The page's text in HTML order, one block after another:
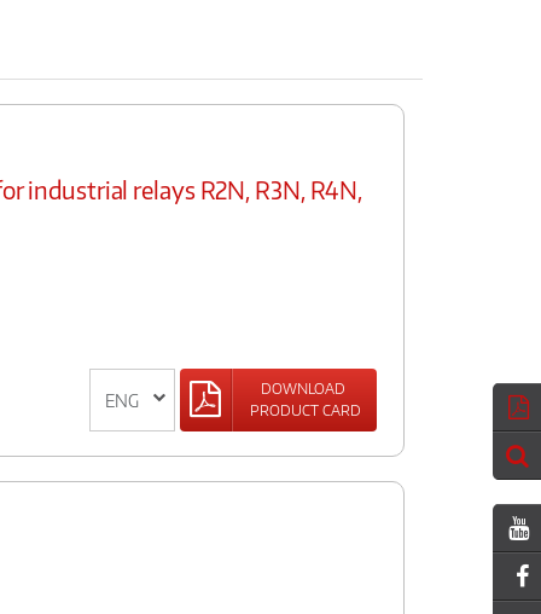
industrial relays R2N, R3N, R4N,
DOWNLOAD
PRODUCT CARD